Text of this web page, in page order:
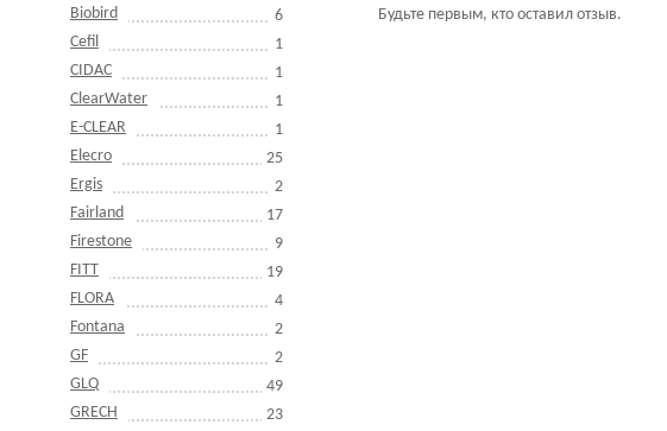
Biobird
6
Cefil
1
CIDAC
1
ClearWater
1
E-CLEAR
1
Elecro
25
Ergis
2
Fairland
17
Firestone
9
FITT
19
FLORA
4
Fontana
2
GF
2
GLQ
49
GRECH
23
Будьте первым, кто оставил отзыв.